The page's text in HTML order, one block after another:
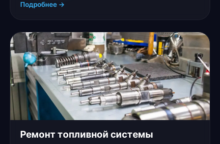
Подробнее →
Ремонт топливной системы